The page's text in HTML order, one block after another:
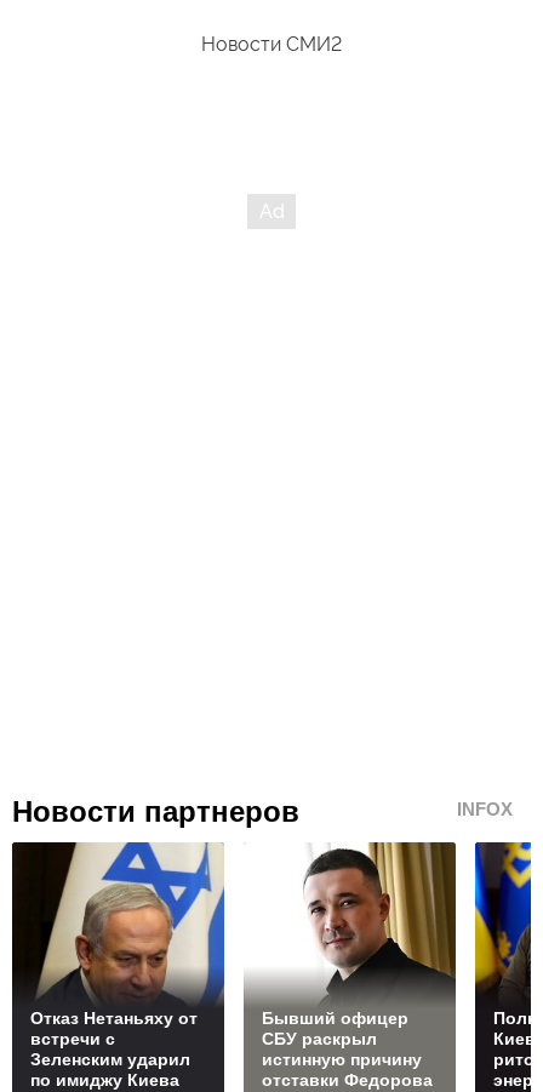
Новости СМИ2
Новости партнеров INFOX
Отказ Нетаньяху от
встречи с
Зеленским ударил
по имиджу Киева
Бывший офицер
СБУ раскрыл
истинную причину
отставки Федорова
Киев